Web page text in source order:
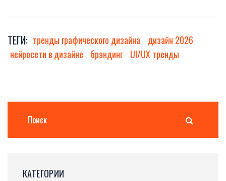
ТЕГИ: тренды графического дизайна
дизайн 2026
нейросети в дизайне
брэндинг UI/UX тренды
КАТЕГОРИИ